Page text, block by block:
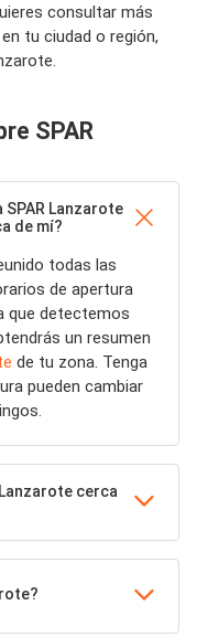
consultar más
tu ciudad o región,
SPAR
Lanzarote
de mí?
todas las
de apertura
que detectemos
un resumen
de tu zona. Tenga
pueden cambiar
cerca